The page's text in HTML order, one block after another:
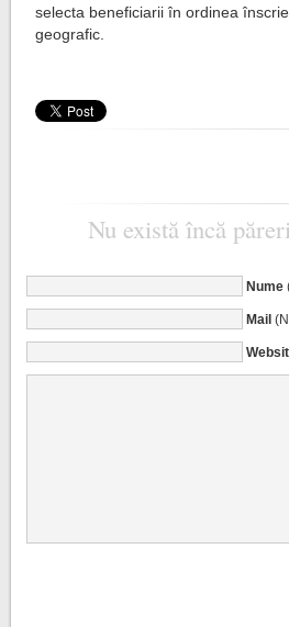
selecta beneficiarii în ordinea
geografic.
Nu există încă
Nume
Mail